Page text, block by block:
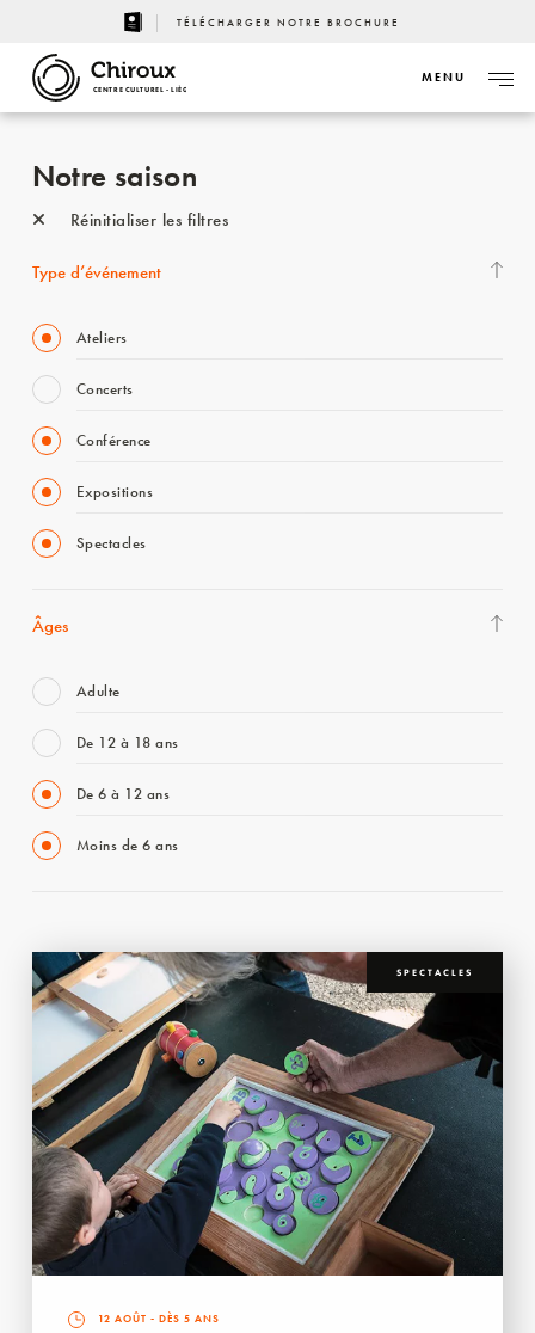
TÉLÉCHARGER NOTRE BROCHURE
CENTRE CULTUREL - LIÈGE
MENU
Notre saison
Réinitialiser les filtres
Type d’événement
Ateliers
Concerts
Conférence
Expositions
Spectacles
Âges
Adulte
De 12 à 18 ans
De 6 à 12 ans
Moins de 6 ans
SPECTACLES
12 AOÛT - DÈS 5 ANS